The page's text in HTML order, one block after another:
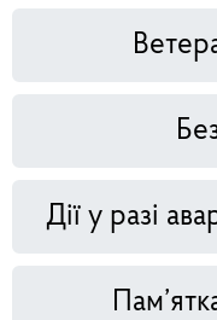
Дії у разі